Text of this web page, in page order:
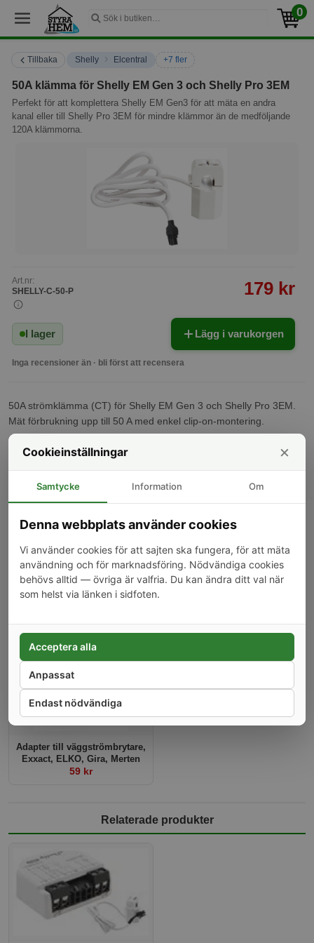
0
Tillbaka Shelly › Elcentral +7 fler
50A klämma för Shelly EM Gen 3 och Shelly Pro 3EM
Perfekt för att komplettera Shelly EM Gen3 för att mäta en andra
kanal eller till Shelly Pro 3EM för mindre klämmor än de medföljande
120A klämmorna.
Art.nr:
SHELLY-C-50-P
179 kr
I lager Lägg i varukorgen
Inga recensioner än · bli först att recensera
50A strömklämma (CT) för Shelly EM Gen 3 och Shelly Pro 3EM.
Mät förbrukning upp till 50 A med enkel clip-on-montering.
Kunder som köpt denna produkt har också köpt
AC till DC signalomvandlare,
-9%
Adapter till väggströmbrytare,
Exxact, ELKO, Gira, Merten
59 kr
Relaterade produkter
Cookieinställningar ×
Samtycke Information Om
Denna webbplats använder cookies
Vi använder cookies för att sajten ska fungera, för att mäta
användning och för marknadsföring. Nödvändiga cookies
behövs alltid — övriga är valfria. Du kan ändra ditt val när
som helst via länken i sidfoten.
Endast nödvändiga
Anpassat
Acceptera alla